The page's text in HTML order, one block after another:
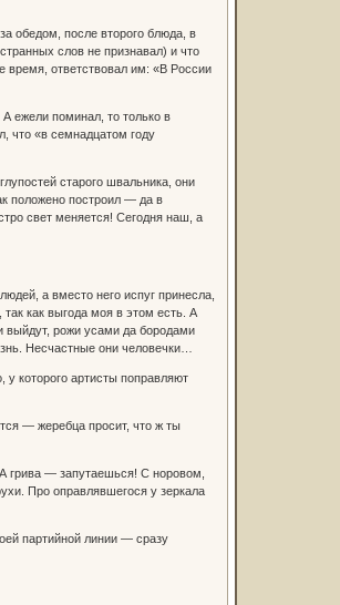
обедом, после второго блюда, в
слов не признавал) и что
время, ответствовал им: «В России
ежели поминал, то только в
что «в семнадцатом году
старого швальника, они
положено построил — да в
свет меняется! Сегодня наш, а
а вместо него испуг принесла,
как выгода моя в этом есть. А
выйдут, рожи усами да бородами
Несчастные они человечки…
у которого артисты поправляют
— жеребца просит, что ж ты
грива — запутаешься! С норовом,
Про оправлявшегося у зеркала
партийной линии — сразу